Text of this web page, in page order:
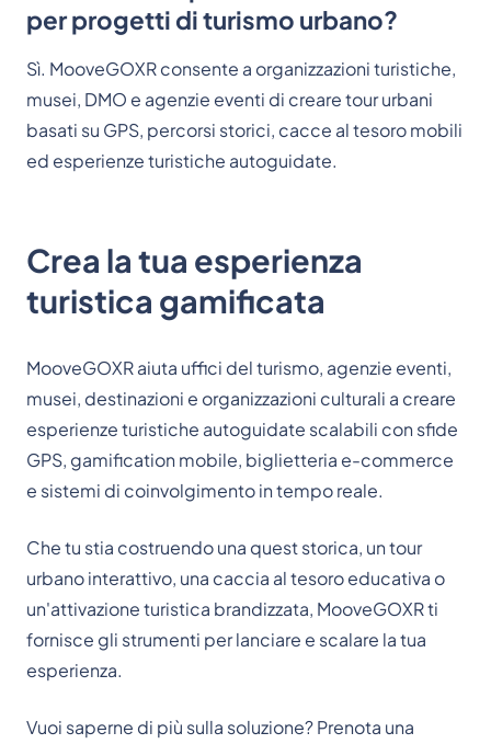
per progetti di turismo urbano?
Sì. MooveGOXR consente a organizzazioni turistiche,
musei, DMO e agenzie eventi di creare tour urbani
basati su GPS, percorsi storici, cacce al tesoro mobili
ed esperienze turistiche autoguidate.
Crea la tua esperienza
turistica gamificata
MooveGOXR aiuta uffici del turismo, agenzie eventi,
musei, destinazioni e organizzazioni culturali a creare
esperienze turistiche autoguidate scalabili con sfide
GPS, gamification mobile, biglietteria e-commerce
e sistemi di coinvolgimento in tempo reale.
Che tu stia costruendo una quest storica, un tour
urbano interattivo, una caccia al tesoro educativa o
un'attivazione turistica brandizzata, MooveGOXR ti
fornisce gli strumenti per lanciare e scalare la tua
esperienza.
Vuoi saperne di più sulla soluzione? Prenota una